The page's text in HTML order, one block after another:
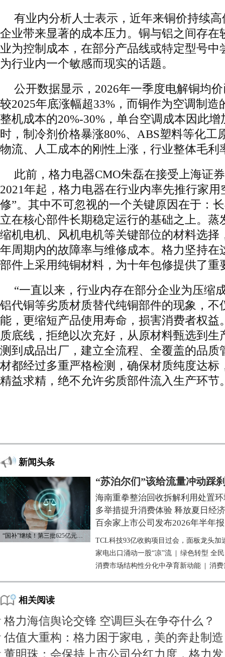
有业内分析人士表示，近年来铜价持续
企业带来显著的成本压力。铜与铝之间存在
业为控制成本，在部分产品线或特定型号中
为行业内一个敏感而现实的话题。
公开数据显示，2026年一季度电解铜均
较2025年底涨幅超33%，而铜作为空调制造
整机成本的20%-30%，单台空调成本因此增
时，制冷剂价格暴涨80%、ABS塑料等化工
物流、人工成本的刚性上涨，行业整体毛利
此前，格力电器CMO朱磊在接受上海证
2021年起，格力电器在行业内率先推行家用
修”。其中不可忽视的一个关键原因在于：
立在核心部件长期稳定运行的基础之上。蒸
缩机电机、风机电机等关键部位的材料选择
年周期内的故障率与维修成本。格力坚持在
部件上采用纯铜材料，为十年包修提供了重
“一直以来，行业内存在部分企业为压缩
铝代铜等劣质材质替代纯铜部件的现象，不
能，更缩短产品使用寿命，损害消费者权益
质底线，拒绝以次充好，从原材料甄选到生
测到成品出厂，建立全流程、全覆盖的品质
材都经过多重严格检测，确保材质纯度达标
精益求精，绝不允许劣质部件流入生产环节
新闻头条
“国补”继续！第三批625亿元资金已下达
“苏泊尔们”该给流量冲动踩
海南重拳整治回收拆解利用处置
多举措提升消费体验 释放夏日经
百余家上市公司发布2026年半年报
TCL科技93亿收购项目过会，面板龙头加
家电出口涌动一股“凉”流
绿色转型 全
消费市场结构性分化中孕育新动能
消费
相关阅读
格力海信舆论交锋 空调巨头在争夺什么？
估值大重构：格力困于家电，美的奔赴制造
董明珠：会保持上市公司分红力度，格力